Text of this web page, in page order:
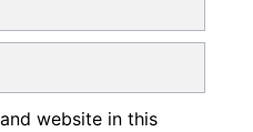
website in this